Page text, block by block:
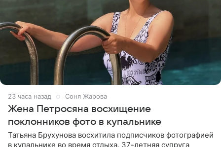
23 часа назад Соня Жарова
Жена Петросяна восхищение
поклонников фото в купальнике
Татьяна Брухунова восхитила подписчиков фотографией
в купальнике во время отдыха. 37-летняя супруга